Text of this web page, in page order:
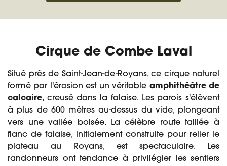
Cirque de Combe Laval
Situé près de Saint-Jean-de-Royans, ce cirque naturel
formé par l'érosion est un véritable amphithéâtre de
calcaire, creusé dans la falaise. Les parois s'élèvent
à plus de 600 mètres au-dessus du vide, plongeant
vers une vallée boisée. La célèbre route taillée à
flanc de falaise, initialement construite pour relier le
plateau au Royans, est spectaculaire. Les
randonneurs ont tendance à privilégier les sentiers